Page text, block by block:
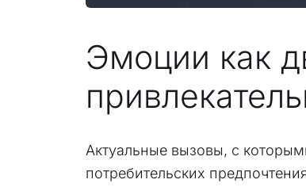
Эмоции как
Актуальные вызовы, с
потребительских